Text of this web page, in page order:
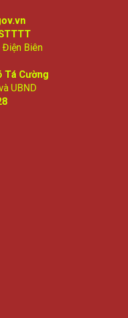
Điện Biên
Tá Cường
UBND